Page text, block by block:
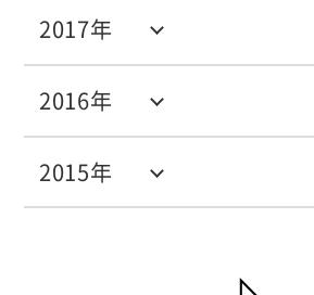
2015年
2016年
2017年